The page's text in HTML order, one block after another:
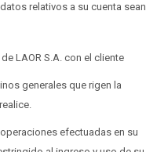
relativos a su cuenta sean
LAOR S.A. con el cliente
generales que rigen la
efectuadas en su